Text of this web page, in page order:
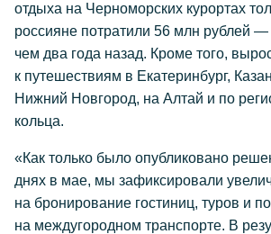
отдыха на Черноморских курортах
россияне потратили 56 млн рублей
чем два года назад. Кроме того,
к путешествиям в Екатеринбург,
Нижний Новгород, на Алтай и по
кольца.
«Как только было опубликовано
днях в мае, мы зафиксировали
на бронирование гостиниц, туров и
на междугородном транспорте. В